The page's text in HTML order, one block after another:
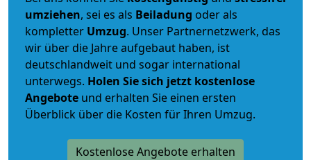
umziehen, sei es als Beiladung oder als
kompletter Umzug. Unser Partnernetzwerk, das
wir über die Jahre aufgebaut haben, ist
deutschlandweit und sogar international
unterwegs. Holen Sie sich jetzt kostenlose
Angebote und erhalten Sie einen ersten
Überblick über die Kosten für Ihren Umzug.
Kostenlose Angebote erhalten